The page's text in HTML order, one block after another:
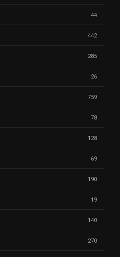
44
442
285
26
759
78
128
69
190
19
140
270